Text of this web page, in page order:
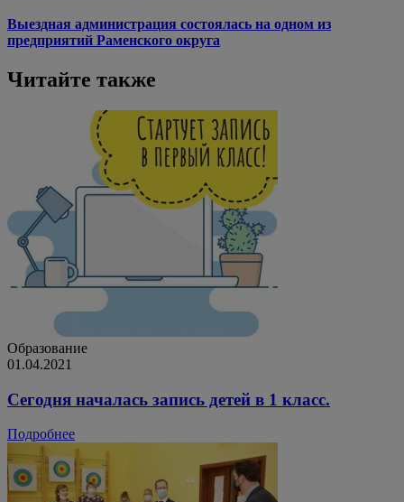
Выездная администрация состоялась на одном из
предприятий Раменского округа
Читайте также
Образование
01.04.2021
Сегодня началась запись детей в 1 класс.
Подробнее